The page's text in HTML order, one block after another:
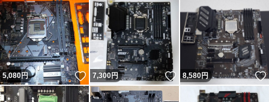
5,080円 いいね！
7,300円 いいね！
8,580円